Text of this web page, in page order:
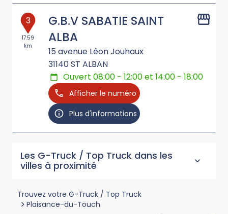
3
17.59
km
G.B.V SABATIE SAINT
ALBA
15 avenue Léon Jouhaux
31140ST ALBAN
Ouvert 08:00 - 12:00 et 14:00 - 18:00
Afficher le numéro
Plus d'informations
Les G-Truck / Top Truck dans les
villes à proximité
Trouvez votre G-Truck / Top Truck
> Plaisance-du-Touch